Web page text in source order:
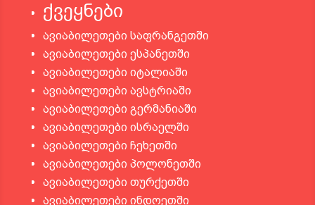
ქვეყნები
ავიაბილეთები საფრანგეთში
ავიაბილეთები ესპანეთში
ავიაბილეთები იტალიაში
ავიაბილეთები ავსტრიაში
ავიაბილეთები გერმანიაში
ავიაბილეთები ისრაელში
ავიაბილეთები ჩეხეთში
ავიაბილეთები პოლონეთში
ავიაბილეთები თურქეთში
ავიაბილეთები ინდოეთში